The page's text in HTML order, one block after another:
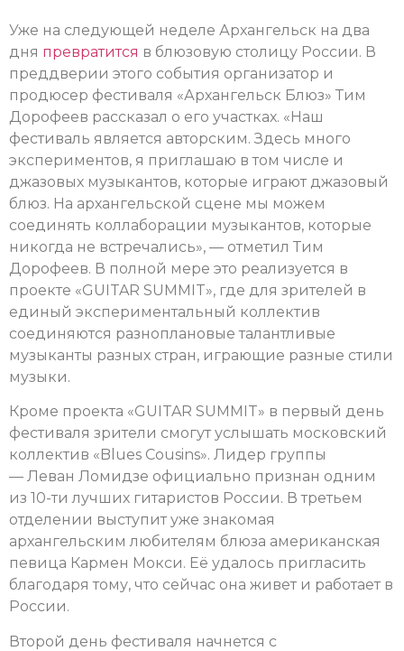
Уже на следующей неделе Архангельск на два
дня превратится в блюзовую столицу России. В
преддверии этого события организатор и
продюсер фестиваля «Архангельск Блюз» Тим
Дорофеев рассказал о его участках. «Наш
фестиваль является авторским. Здесь много
экспериментов, я приглашаю в том числе и
джазовых музыкантов, которые играют джазовый
блюз. На архангельской сцене мы можем
соединять коллаборации музыкантов, которые
никогда не встречались», — отметил Тим
Дорофеев. В полной мере это реализуется в
проекте «GUITAR SUMMIT», где для зрителей в
единый экспериментальный коллектив
соединяются разноплановые талантливые
музыканты разных стран, играющие разные стили
музыки.
Кроме проекта «GUITAR SUMMIT» в первый день
фестиваля зрители смогут услышать московский
коллектив «Blues Cousins». Лидер группы
— Леван Ломидзе официально признан одним
из 10-ти лучших гитаристов России. В третьем
отделении выступит уже знакомая
архангельским любителям блюза американская
певица Кармен Мокси. Её удалось пригласить
благодаря тому, что сейчас она живет и работает в
России.
Второй день фестиваля начнется с